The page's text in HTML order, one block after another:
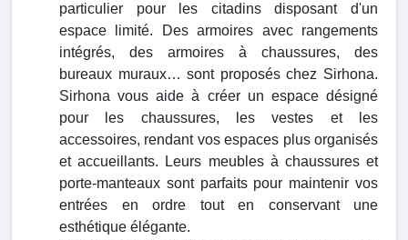
particulier pour les citadins disposant d'un
espace limité. Des armoires avec rangements
intégrés, des armoires à chaussures, des
bureaux muraux… sont proposés chez Sirhona.
Sirhona vous aide à créer un espace désigné
pour les chaussures, les vestes et les
accessoires, rendant vos espaces plus organisés
et accueillants. Leurs meubles à chaussures et
porte-manteaux sont parfaits pour maintenir vos
entrées en ordre tout en conservant une
esthétique élégante.